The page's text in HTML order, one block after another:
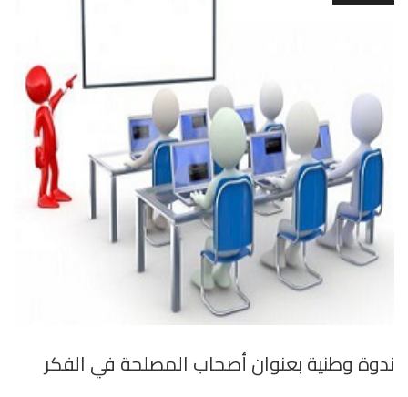
ندوة وطنية بعنوان أصحاب المصلحة في الفكر